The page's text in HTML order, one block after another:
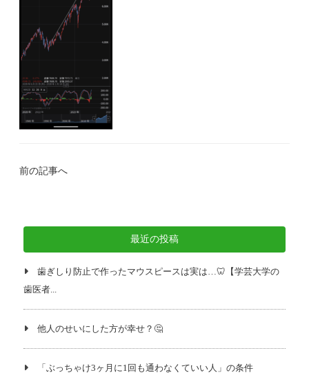
前の記事へ
最近の投稿
歯ぎしり防止で作ったマウスピースは実は…🦷【学芸大学の
歯医者...
他人のせいにした方が幸せ？🤔
「ぶっちゃけ3ヶ月に1回も通わなくていい人」の条件